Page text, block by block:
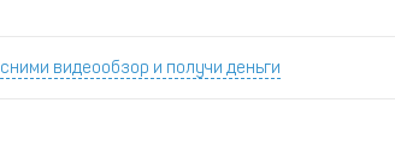
сними видеообзор и получи деньги